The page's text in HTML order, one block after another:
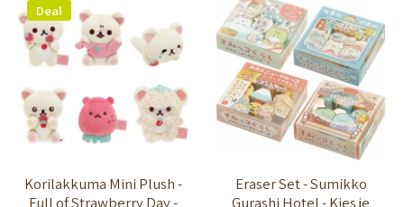
Deal
Korilakkuma Mini Plush -
Full of Strawberry Day -
Eraser Set - Sumikko
Gurashi Hotel - Kies je